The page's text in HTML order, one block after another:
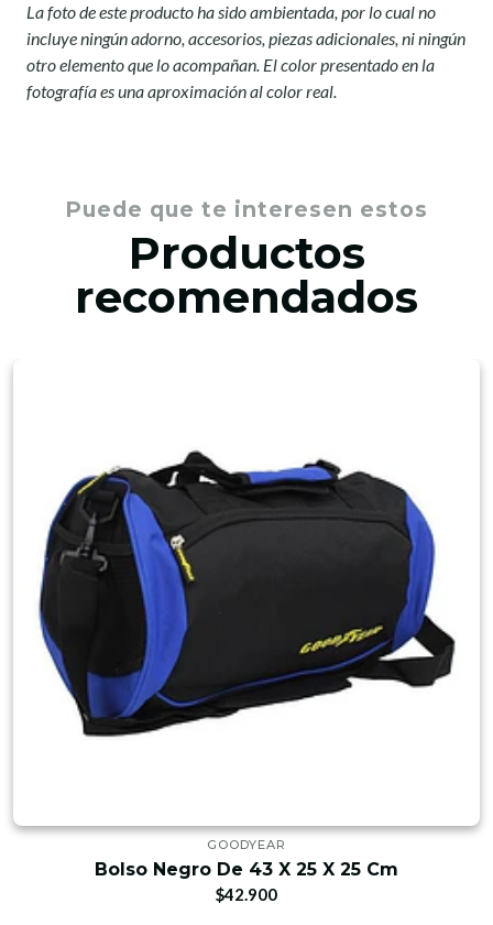
La foto de este producto ha sido ambientada, por lo cual no
incluye ningún adorno, accesorios, piezas adicionales, ni ningún
otro elemento que lo acompañan. El color presentado en la
fotografía es una aproximación al color real.
Puede que te interesen estos
Productos
recomendados
GOODYEAR
Bolso Negro De 43 X 25 X 25 Cm
$42.900